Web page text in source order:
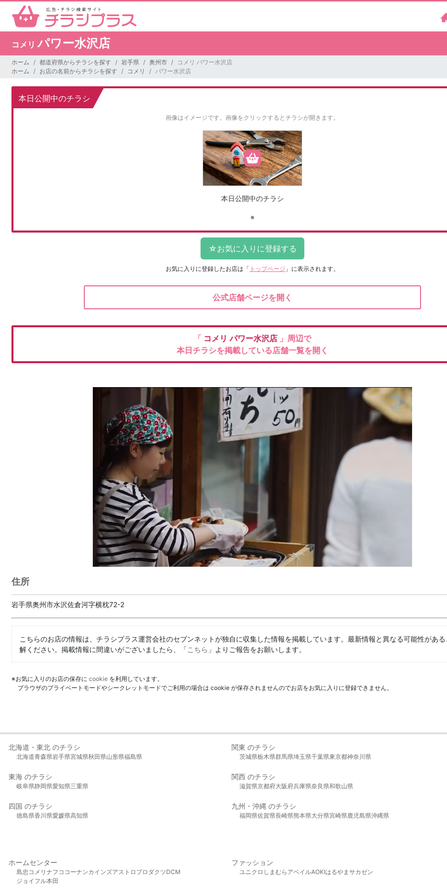
コメリパワー水沢店
ホーム 都道府県からチラシを探す 岩手県 奥州市
コメリ パワー水沢店
ホーム
お店の名前からチラシを探す コメリ パワー水沢店
本日公開中のチラシ
画像はイメージです。 画像をクリックするとチラシが開きます。
本日公開中のチラシ
お気に入りに登録したお店は 「 トップページ 」に表示されます。
公式店舗ページを開く
「 コメリパワー水沢店 」周辺で
本日チラシを掲載している店舗一覧を開く
住所
岩手県奥州市水沢佐倉河字横枕72-2
こちらのお店の情報は、チラシプラス運営会社のセブンネットが独自に収集した情報を掲載しています。最新情報と異なる可能性があ
解ください。掲載情報に間違いがございましたら、「こちら 」よりご報告をお願いします。
※お気に入りのお店の保存に cookie を利用しています。
ブラウザのプライベートモードやシークレットモードでご利用の場合は cookie が保存されませんのでお店をお気に入りに登録できません。
北海道・東北 のチラシ
北海道青森県岩手県宮城県秋田県山形県福島県
関東 のチラシ
茨城県栃木県群馬県埼玉県千葉県東京都神奈川県
東海 のチラシ
岐阜県静岡県愛知県三重県
関西 のチラシ
滋賀県京都府大阪府兵庫県奈良県和歌山県
四国 のチラシ
徳島県香川県愛媛県高知県
九州・沖縄 のチラシ
福岡県佐賀県長崎県熊本県大分県宮崎県鹿児島県沖縄県
ホームセンター
島忠 コメリ ナフコ コーナンカインズアストロプロダクツDCM
ジョイフル本田
ファッション
ユニクロ しまむら アベイルAOKIはるやま サカゼン